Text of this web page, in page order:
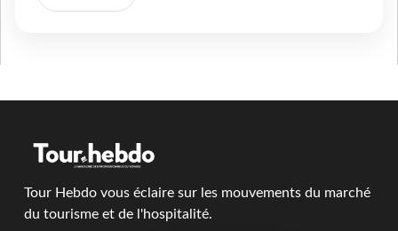
Tour Hebdo vous éclaire sur les mouvements du marché
du tourisme et de l'hospitalité.